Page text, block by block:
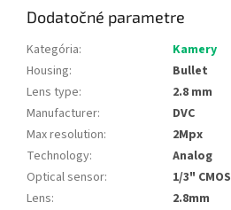
Dodatočné parametre
Kategória:
Kamery
Housing:
Bullet
Lens type:
2.8 mm
Manufacturer:
DVC
Max resolution:
2Mpx
Technology:
Analog
Optical sensor:
1/3" CMOS
Lens:
2.8mm